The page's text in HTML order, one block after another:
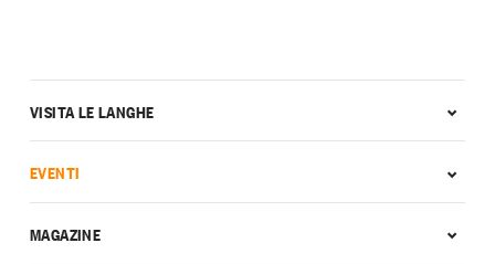
VISITA LE LANGHE
EVENTI
MAGAZINE